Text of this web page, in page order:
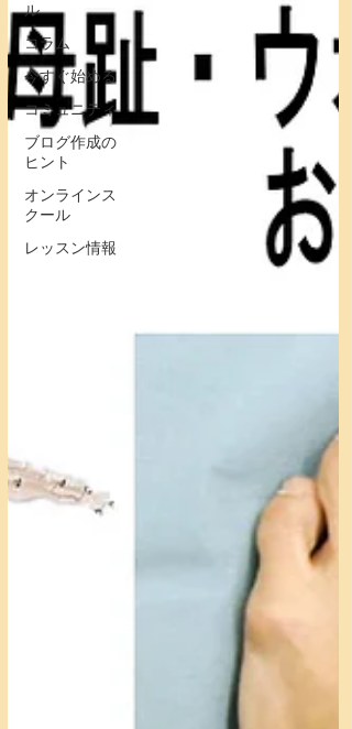
ル
コラム
今すぐ始める
コミュニティ
ブログ作成の
ヒント
オンラインス
クール
レッスン情報